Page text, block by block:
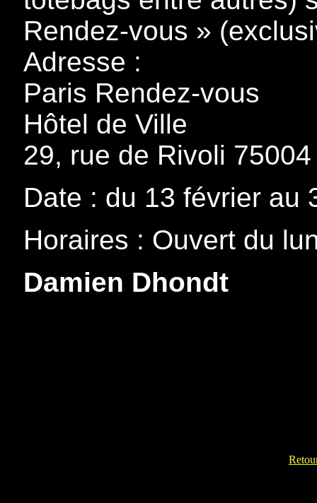
Rendez-vous »
Adresse :
Paris Rendez-vous
Hôtel de Ville
29, rue de Rivoli
Date : du 13 février au
Horaires : Ouvert du
Damien Dhondt